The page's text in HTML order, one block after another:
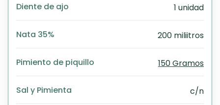
Diente de ajo 1 unidad
Nata 35% 200 miliitros
Pimiento de piquillo 150 Gramos
Sal y Pimienta c/n